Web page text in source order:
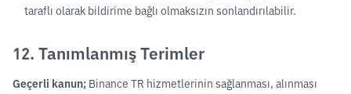
taraflı olarak bildirime bağlı olmaksızın sonlandırılabilir.
12. Tanımlanmış Terimler
Geçerli kanun; Binance TR hizmetlerinin sağlanması, alınması